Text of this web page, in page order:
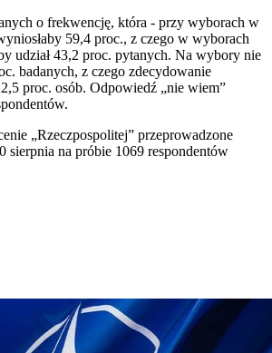
o frekwencję, która - przy wyborach w
59,4 proc., z czego w wyborach
udział 43,2 proc. pytanych. Na wybory nie
badanych, z czego zdecydowanie
proc. osób. Odpowiedź „nie wiem”
„Rzeczpospolitej” przeprowadzone
sierpnia na próbie 1069 respondentów